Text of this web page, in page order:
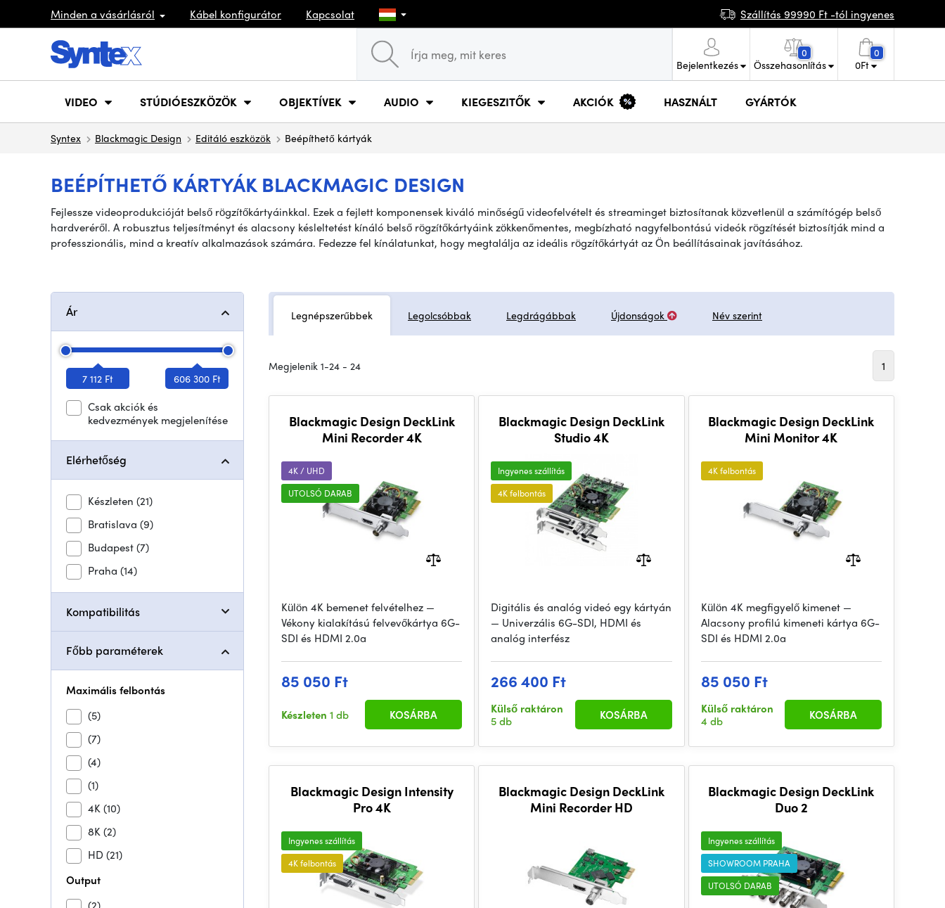
Minden a vásárlásról Kábel konfigurátor Kapcsolat Szállítás 99990 Ft -tól ingyenes
Bejelentkezés
0
Összehasonlítás
0
0Ft
VIDEO STÚDIÓESZKÖZÖK OBJEKTÍVEK AUDIO KIEGESZITŐK AKCIÓK HASZNÁLT GYÁRTÓK
Syntex Blackmagic Design Editáló eszközök Beépíthető kártyák
BEÉPÍTHETŐ KÁRTYÁK BLACKMAGIC DESIGN
Fejlessze videoprodukcióját belső rögzítőkártyáinkkal. Ezek a fejlett komponensek kiváló minőségű videofelvételt és streaminget biztosítanak közvetlenül a számítógép belső
hardveréről. A robusztus teljesítményt és alacsony késleltetést kínáló belső rögzítőkártyáink zökkenőmentes, megbízható nagyfelbontású videók rögzítését biztosítják mind a
professzionális, mind a kreatív alkalmazások számára. Fedezze fel kínálatunkat, hogy megtalálja az ideális rögzítőkártyát az Ön beállításainak javításához.
Ár
7 112 Ft 606 300 Ft
Csak akciók és
kedvezmények megjelenítése
Elérhetőség
Készleten (21)
Bratislava (9)
Budapest(7)
Praha (14)
Kompatibilitás
Főbb paraméterek
Maximális felbontás
(5)
(7)
(4)
(1)
4K(10)
8K(2)
HD (21)
Output
Legnépszerűbbek Legolcsóbbak Legdrágábbak Újdonságok Név szerint
Megjelenik 1-24 - 24 1
Blackmagic Design DeckLink
Mini Recorder 4K
4K / UHD
UTOLSÓ DARAB
Külön 4K bemenet felvételhez —
Vékony kialakítású felvevőkártya 6G-
SDI és HDMI 2.0a
85 050 Ft
Készleten 1 db KOSÁRBA
Blackmagic Design DeckLink
Studio 4K
Ingyenes szállítás
4K felbontás
Digitális és analóg videó egy kártyán
— Univerzális 6G-SDI, HDMI és
analóg interfész
266 400 Ft
Külső raktáron
5 db
KOSÁRBA
Blackmagic Design DeckLink
Mini Monitor 4K
4K felbontás
Külön 4K megfigyelő kimenet —
Alacsony profilú kimeneti kártya 6G-
SDI és HDMI 2.0a
85 050 Ft
Külső raktáron
4 db
KOSÁRBA
Blackmagic Design Intensity
Pro 4K
Ingyenes szállítás
4K felbontás
Blackmagic Design DeckLink
Mini Recorder HD
Blackmagic Design DeckLink
Duo 2
Ingyenes szállítás
SHOWROOM PRAHA
UTOLSÓ DARAB